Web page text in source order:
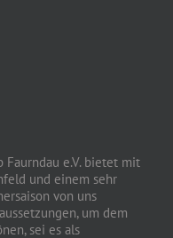
Faurndau e.V. bietet mit
und einem sehr
von uns
um dem
sei es als